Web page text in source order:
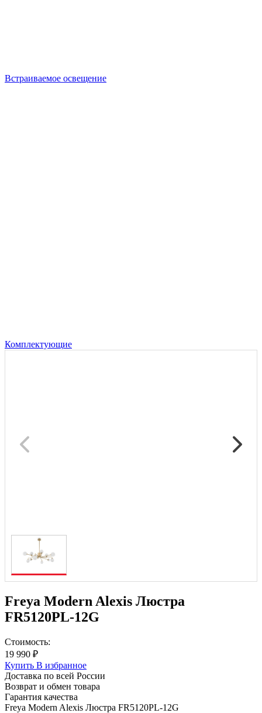
Встраиваемое освещение
Комплектующие
Freya Modern Alexis Люстра
FR5120PL-12G
Стоимость:
19 990 ₽
Купить В избранное
Доставка по всей России
Возврат и обмен товара
Гарантия качества
Freya Modern Alexis Люстра FR5120PL-12G